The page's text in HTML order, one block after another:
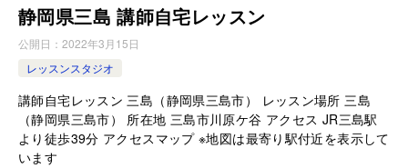
静岡県三島 講師自宅レッスン
公開日： 2022年3月15日
レッスンスタジオ
講師自宅レッスン 三島（静岡県三島市） レッスン場所 三島
（静岡県三島市） 所在地 三島市川原ケ谷 アクセス JR三島駅
より徒歩39分 アクセスマップ ※地図は最寄り駅付近を表示して
います